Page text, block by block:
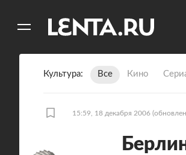
Культура Все Кино
15:59, 18 декабря 2006